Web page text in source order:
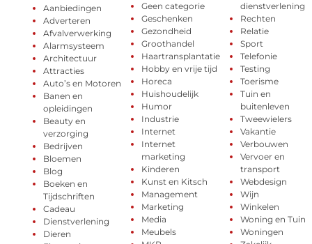
Aanbiedingen
Adverteren
Afvalverwerking
Alarmsysteem
Architectuur
Attracties
Auto’s en Motoren
Banen en
opleidingen
Beauty en
verzorging
Bedrijven
Bloemen
Blog
Boeken en
Tijdschriften
Cadeau
Dienstverlening
Dieren
Geen categorie
Geschenken
Gezondheid
Groothandel
Haartransplantatie
Hobby en vrije tijd
Horeca
Huishoudelijk
Humor
Industrie
Internet
Internet
marketing
Kinderen
Kunst en Kitsch
Management
Marketing
Media
Meubels
dienstverlening
Rechten
Relatie
Sport
Telefonie
Testing
Toerisme
Tuin en
buitenleven
Tweewielers
Vakantie
Verbouwen
Vervoer en
transport
Webdesign
Wijn
Winkelen
Woning en Tuin
Woningen